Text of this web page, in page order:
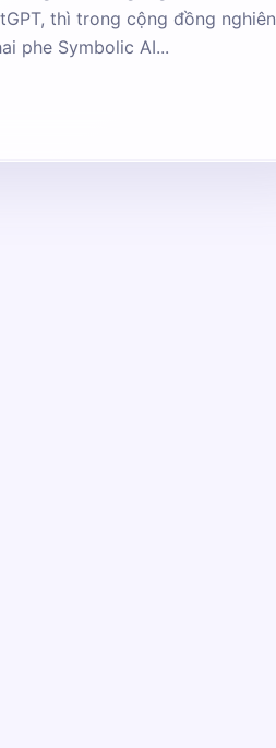
thì trong cộng đồng nghiên
phe Symbolic AI...